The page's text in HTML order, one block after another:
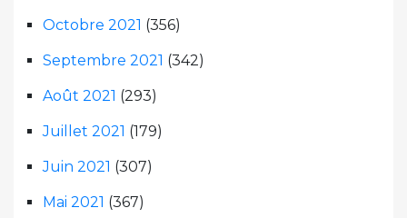
Octobre 2021 (356)
Septembre 2021 (342)
Août 2021 (293)
Juillet 2021 (179)
Juin 2021 (307)
Mai 2021 (367)